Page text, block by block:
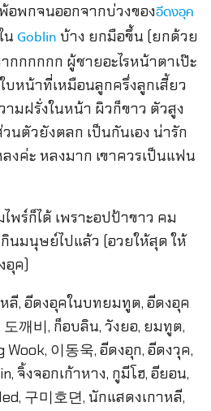
อพกจนออกจากบ่วงของอีดงอุค
น Goblin บ้าง ยกมือขึ้น (ยกด้วย
กกกกก ผู้ชายอะไรหน้าตาเป๊ะ
หน้าที่เหมือนลูกครึ่งลูกเสี้ยว
มฝรั่งในหน้า ผิวก็ขาว ตัวสูง
นตัวยังตลก เป็นกันเอง น่ารัก
งค่ะ หลงมาก เขาควรเป็นแฟน
ไพร์ก็ได้ เพราะอปป้าขาว คม
นมนุษย์ไปแล้ว (อวยให้สุด ให้
อุค)